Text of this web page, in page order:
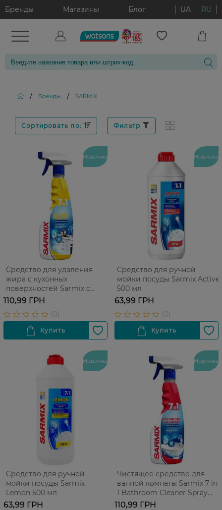
Бренды Магазины Блог UA RU
/ Бренды / SARMIX
Сортировать по: Фильтр
Новинка
Средство для удаления
жира с кухонных
поверхностей Sarmix с
распылителем 500 мл
110,99 ГРН
Новинка
Средство для ручной
мойки посуды Sarmix Active
500 мл
63,99 ГРН
Новинка
Средство для ручной
мойки посуды Sarmix
Lemon 500 мл
63,99 ГРН
Новинка
Чистящее средство для
ванной комнаты Sarmix 7 in
1 Bathroom Cleaner Spray
500 мл
110,99 ГРН